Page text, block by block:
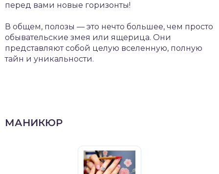
перед вами новые горизонты!
В общем, полозы — это нечто большее, чем просто
обывательские змея или ящерица. Они
представляют собой целую вселенную, полную
тайн и уникальности.
МАНИКЮР